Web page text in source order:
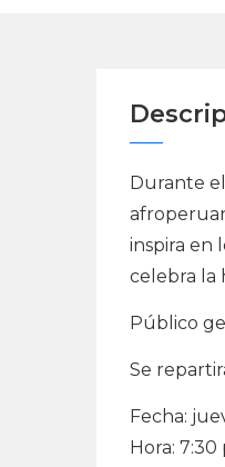
Durante
inspira en
celebra la
Público
Se
Fecha:
Hora: 7:30